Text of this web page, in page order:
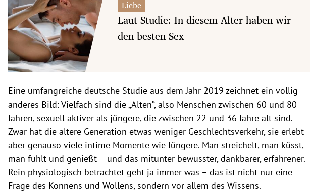
Liebe
Laut Studie: In diesem Alter haben wir
den besten Sex
Eine umfangreiche deutsche Studie aus dem Jahr 2019 zeichnet ein völlig
anderes Bild: Vielfach sind die „Alten“, also Menschen zwischen 60 und 80
Jahren, sexuell aktiver als jüngere, die zwischen 22 und 36 Jahre alt sind.
Zwar hat die ältere Generation etwas weniger Geschlechtsverkehr, sie erlebt
aber genauso viele intime Momente wie Jüngere. Man streichelt, man küsst,
man fühlt und genießt – und das mitunter bewusster, dankbarer, erfahrener.
Rein physiologisch betrachtet geht ja immer was – das ist nicht nur eine
Frage des Könnens und Wollens, sondern vor allem des Wissens.